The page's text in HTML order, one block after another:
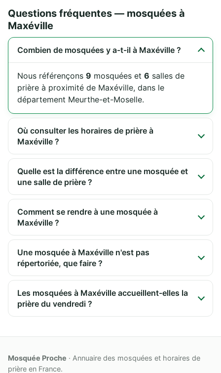
Questions fréquentes — mosquées à
Maxéville
Combien de mosquées y a-t-il à Maxéville ?
Nous référençons 9 mosquées et 6 salles de
prière à proximité de Maxéville, dans le
département Meurthe-et-Moselle.
Où consulter les horaires de prière à
Maxéville ?
Quelle est la différence entre une mosquée et
une salle de prière ?
Comment se rendre à une mosquée à
Maxéville ?
Une mosquée à Maxéville n'est pas
répertoriée, que faire ?
Les mosquées à Maxéville accueillent-elles la
prière du vendredi ?
Mosquée Proche · Annuaire des mosquées et horaires de
prière en France.